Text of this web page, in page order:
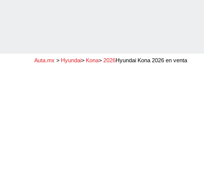
Auta.mx > Hyundai> Kona>2026Hyundai Kona 2026en venta